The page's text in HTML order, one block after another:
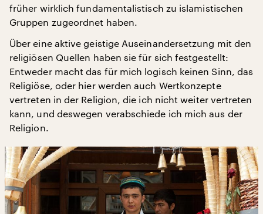
früher wirklich fundamentalistisch zu islamistischen
Gruppen zugeordnet haben.
Über eine aktive geistige Auseinandersetzung mit den
religiösen Quellen haben sie für sich festgestellt:
Entweder macht das für mich logisch keinen Sinn, das
Religiöse, oder hier werden auch Wertkonzepte
vertreten in der Religion, die ich nicht weiter vertreten
kann, und deswegen verabschiede ich mich aus der
Religion.